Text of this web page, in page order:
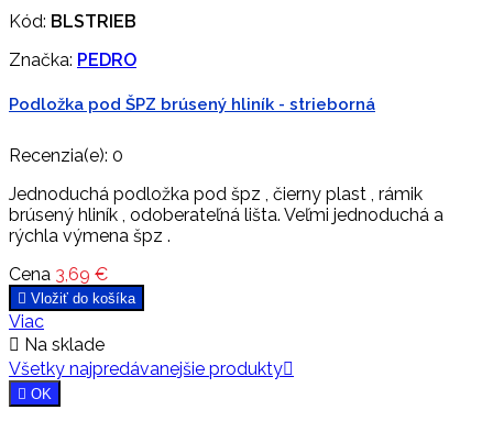
Kód: BLSTRIEB
Značka: PEDRO
Podložka pod ŠPZ brúsený hliník - strieborná
Recenzia(e): 0
Jednoduchá podložka pod špz , čierny plast , rámik
brúsený hliník , odoberateľná lišta. Veľmi jednoduchá a
rýchla výmena špz .
Cena 3,69 €
 Vložiť do košíka
Viac
 Na sklade
Všetky najpredávanejšie produkty
 OK